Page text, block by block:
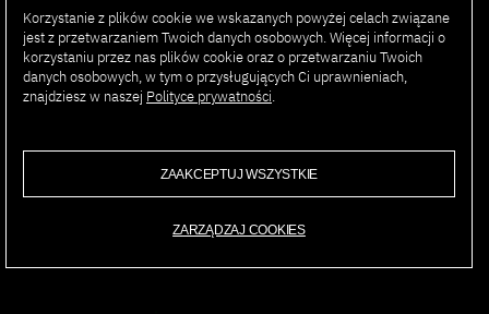
trwałych relacji z klientami i wspieranie ich w osiąganiu
przewagi konkurencyjnej dzięki technologii.
AI SUMMIT
PJAIT 2025
Korzystanie z plików cookie we wskazanych powyżej celach związane
jest z przetwarzaniem Twoich danych osobowych. Więcej informacji o
korzystaniu przez nas plików cookie oraz o przetwarzaniu Twoich
danych osobowych, w tym o przysługujących Ci uprawnieniach,
znajdziesz w naszej Polityce prywatności.
ZAAKCEPTUJ WSZYSTKIE
ZARZĄDZAJ COOKIES